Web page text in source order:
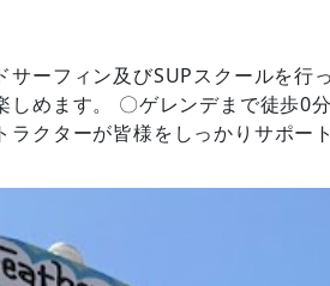
サーフィン及びSUPスクールを
しめます。 〇ゲレンデまで徒歩0
ラクターが皆様をしっかりサポー